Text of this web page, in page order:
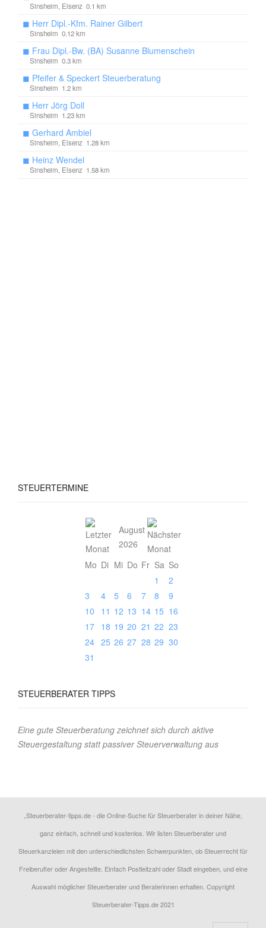
Sinsheim, Elsenz 0.1 km
◼ Herr Dipl.-Kfm. Rainer Gilbert
Sinsheim 0.12 km
◼ Frau Dipl.-Bw. (BA) Susanne Blumenschein
Sinsheim 0.3 km
◼ Pfeifer & Speckert Steuerberatung
Sinsheim 1.2 km
◼ Herr Jörg Doll
Sinsheim 1.23 km
◼ Gerhard Ambiel
Sinsheim, Elsenz 1.28 km
◼ Heinz Wendel
Sinsheim, Elsenz 1.58 km
STEUERTERMINE
August
2026
Mo Di Mi Do Fr Sa So
1
2
3
4 5 6 7 8
9
10
11 12 13 14 15 16
17
18 19 20 21 22 23
24 25 26 27 28 29 30
31
STEUERBERATER TIPPS
Eine gute Steuerberatung zeichnet sich durch aktive
Steuergestaltung statt passiver Steuerverwaltung aus
„Steuerberater-tipps.de - die Online-Suche für Steuerberater in deiner Nähe,
ganz einfach, schnell und kostenlos. Wir listen Steuerberater und
Steuerkanzleien mit den unterschiedlichsten Schwerpunkten, ob Steuerrecht für
Freiberufler oder Angestellte. Einfach Postleitzahl oder Stadt eingeben, und eine
Auswahl möglicher Steuerberater und Beraterinnen erhalten. Copyright
Steuerberater-Tipps.de 2021